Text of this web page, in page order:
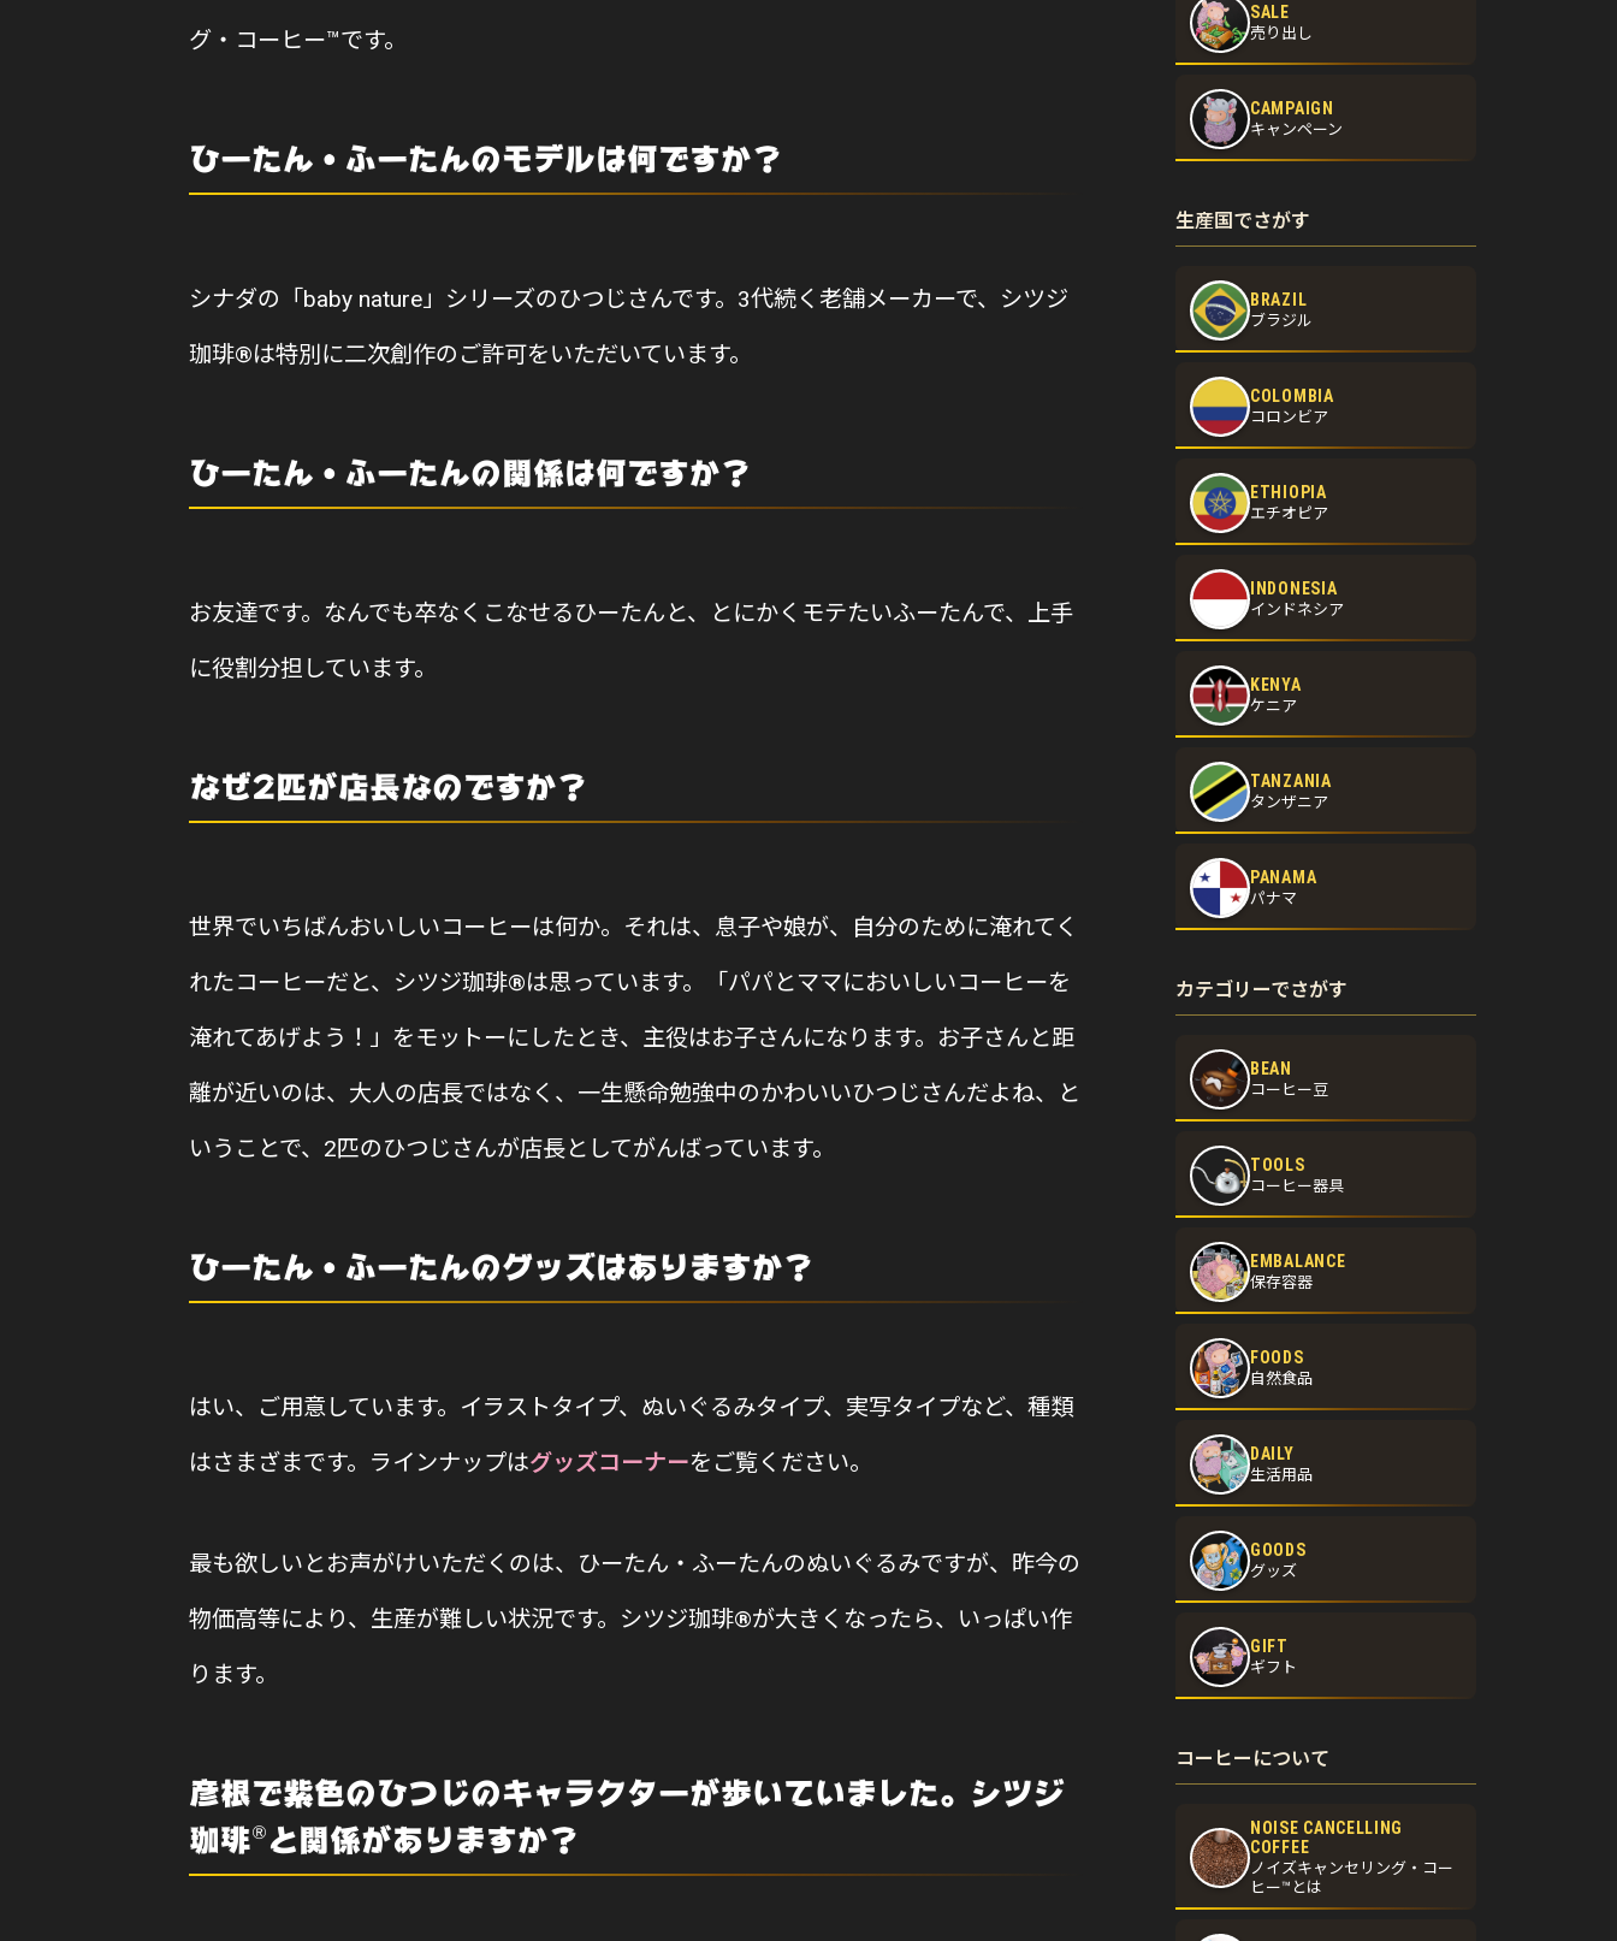
グ・コーヒー™です。
ひーたん・ふーたんのモデルは何ですか？
シナダの「baby nature」シリーズのひつじさんです。3代続く老舗メーカーで、シツジ
珈琲®は特別に二次創作のご許可をいただいています。
ひーたん・ふーたんの関係は何ですか？
お友達です。なんでも卒なくこなせるひーたんと、とにかくモテたいふーたんで、上手
に役割分担しています。
なぜ2匹が店長なのですか？
世界でいちばんおいしいコーヒーは何か。それは、息子や娘が、自分のために淹れてく
れたコーヒーだと、シツジ珈琲®は思っています。「パパとママにおいしいコーヒーを
淹れてあげよう！」をモットーにしたとき、主役はお子さんになります。お子さんと距
離が近いのは、大人の店長ではなく、一生懸命勉強中のかわいいひつじさんだよね、と
いうことで、2匹のひつじさんが店長としてがんばっています。
ひーたん・ふーたんのグッズはありますか？
はい、ご用意しています。イラストタイプ、ぬいぐるみタイプ、実写タイプなど、種類
はさまざまです。ラインナップはグッズコーナーをご覧ください。
最も欲しいとお声がけいただくのは、ひーたん・ふーたんのぬいぐるみですが、昨今の
物価高等により、生産が難しい状況です。シツジ珈琲®が大きくなったら、いっぱい作
ります。
彦根で紫色のひつじのキャラクターが歩いていました。シツジ
珈琲®と関係がありますか？
SALE
売り出し
CAMPAIGN
キャンペーン
生産国でさがす
BRAZIL
ブラジル
COLOMBIA
コロンビア
ETHIOPIA
エチオピア
INDONESIA
インドネシア
KENYA
ケニア
TANZANIA
タンザニア
PANAMA
パナマ
カテゴリーでさがす
BEAN
コーヒー豆
TOOLS
コーヒー器具
EMBALANCE
保存容器
FOODS
自然食品
DAILY
生活用品
GOODS
グッズ
GIFT
ギフト
コーヒーについて
NOISE CANCELLING
COFFEE
ノイズキャンセリング・コー
ヒー™とは